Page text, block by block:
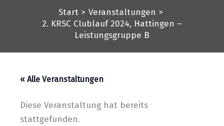
Start
Veranstaltungen
2. KRSC Clublauf 2024, Hattingen –
Leistungsgruppe B
« Alle Veranstaltungen
Diese Veranstaltung hat bereits
stattgefunden.